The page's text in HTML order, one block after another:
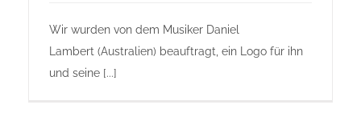
Wir wurden von dem Musiker Daniel
Lambert (Australien) beauftragt, ein Logo für ihn
und seine [...]